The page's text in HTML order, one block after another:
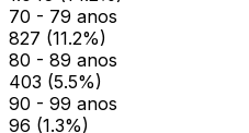
70 - 79 anos
827 (11.2%)
80 - 89 anos
403 (5.5%)
90 - 99 anos
96 (1.3%)